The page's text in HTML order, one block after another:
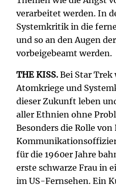
verarbeitet werden. In
Systemkritik in die
und so an den Augen
vorbeigebeamt werden.
THE KISS. Bei Star Trek
Atomkriege und
dieser Zukunft leben
aller Ethnien ohne
Besonders die Rolle
für die 1960er Jahre
erste schwarze Frau in
im US-Fernsehen. Ein